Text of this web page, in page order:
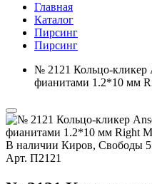
Главная
Каталог
Пирсинг
Пирсинг
№ 2121 Кольцо-кликер
фианитами 1.2*10 мм
В наличии Киров, Свободы
Арт. П2121